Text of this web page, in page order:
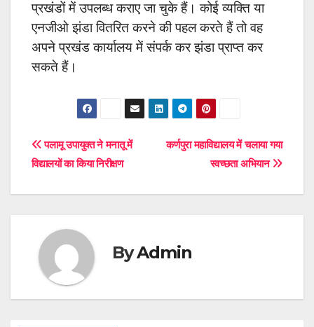
प्रखंडों में उपलब्ध कराए जा चुके हैं। कोई व्यक्ति या
एनजीओ झंडा वितरित करने की पहल करते हैं तो वह
अपने प्रखंड कार्यालय में संपर्क कर झंडा प्राप्त कर
सकते हैं।
Post
navigation
कर्णपुरा महाविद्यालय में चलाया गया
स्वच्छता अभियान
पलामू उपायुक्त ने मनातू में
विद्यालयों का किया निरीक्षण
ByAdmin